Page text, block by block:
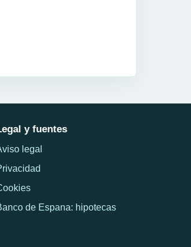
y fuentes
legal
de Espana: hipotecas